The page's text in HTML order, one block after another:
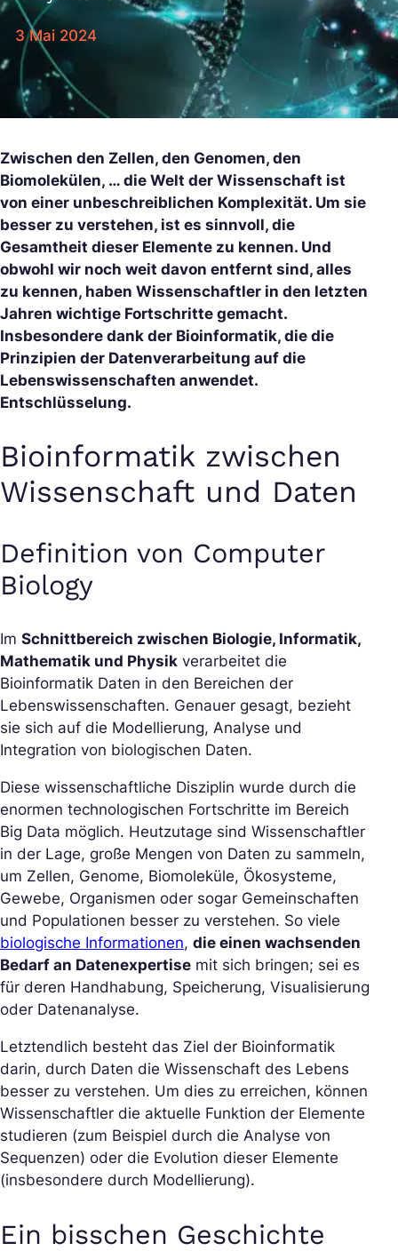
3 Mai 2024
Zwischen den Zellen, den Genomen, den
Biomolekülen, … die Welt der Wissenschaft ist
von einer unbeschreiblichen Komplexität. Um sie
besser zu verstehen, ist es sinnvoll, die
Gesamtheit dieser Elemente zu kennen. Und
obwohl wir noch weit davon entfernt sind, alles
zu kennen, haben Wissenschaftler in den letzten
Jahren wichtige Fortschritte gemacht.
Insbesondere dank der Bioinformatik, die die
Prinzipien der Datenverarbeitung auf die
Lebenswissenschaften anwendet.
Entschlüsselung.
Bioinformatik zwischen
Wissenschaft und Daten
Definition von Computer
Biology
Im Schnittbereich zwischen Biologie, Informatik,
Mathematik und Physik verarbeitet die
Bioinformatik Daten in den Bereichen der
Lebenswissenschaften. Genauer gesagt, bezieht
sie sich auf die Modellierung, Analyse und
Integration von biologischen Daten.
Diese wissenschaftliche Disziplin wurde durch die
enormen technologischen Fortschritte im Bereich
Big Data möglich. Heutzutage sind Wissenschaftler
in der Lage, große Mengen von Daten zu sammeln,
um Zellen, Genome, Biomoleküle, Ökosysteme,
Gewebe, Organismen oder sogar Gemeinschaften
und Populationen besser zu verstehen. So viele
biologische Informationen, die einen wachsenden
Bedarf an Datenexpertise mit sich bringen; sei es
für deren Handhabung, Speicherung, Visualisierung
oder Datenanalyse.
Letztendlich besteht das Ziel der Bioinformatik
darin, durch Daten die Wissenschaft des Lebens
besser zu verstehen. Um dies zu erreichen, können
Wissenschaftler die aktuelle Funktion der Elemente
studieren (zum Beispiel durch die Analyse von
Sequenzen) oder die Evolution dieser Elemente
(insbesondere durch Modellierung).
Ein bisschen Geschichte